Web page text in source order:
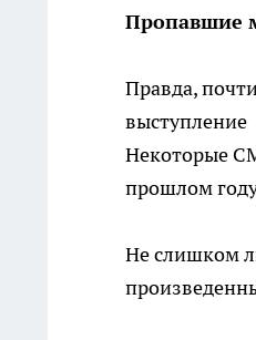
Пропавшие
Правда,
выступление
Некоторые
прошлом
Не слишком